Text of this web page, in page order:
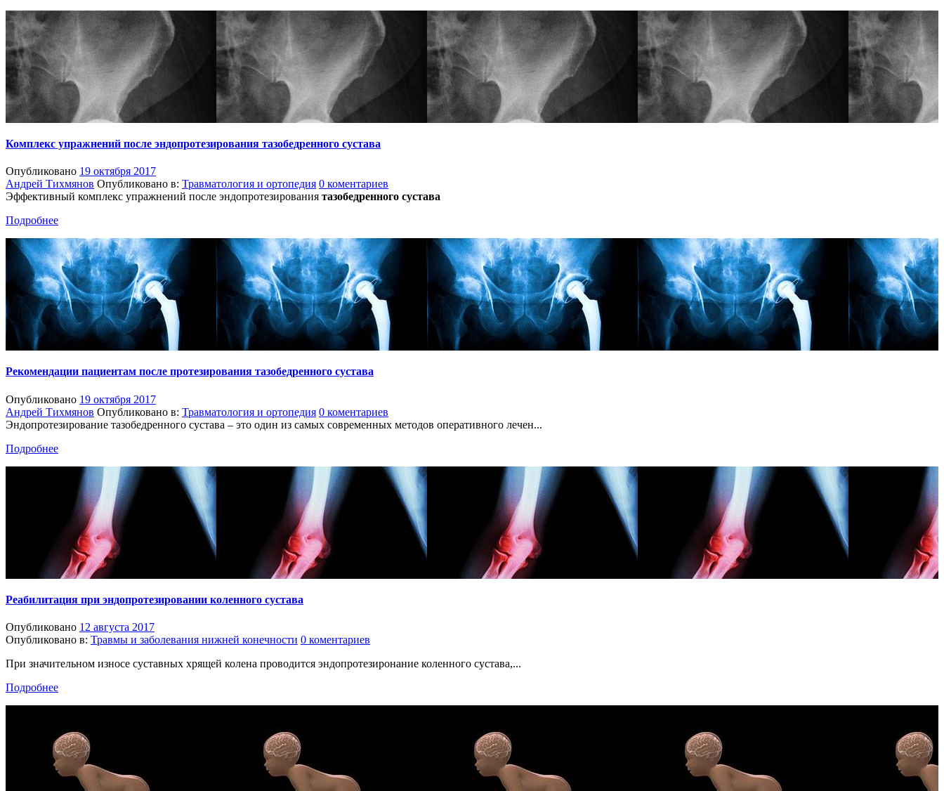
Комплекс упражнений после эндопротезирования тазобедренного сустава
Опубликовано 19 октября 2017
Андрей Тихмянов Опубликовано в: Травматология и ортопедия 0 коментариев
Эффективный комплекс упражнений после эндопротезирования тазобедренного сустава
Подробнее
Рекомендации пациентам после протезирования тазобедренного сустава
Опубликовано 19 октября 2017
Андрей Тихмянов Опубликовано в: Травматология и ортопедия 0 коментариев
Эндопротезирование тазобедренного сустава – это один из самых современных методов оперативного лечен...
Подробнее
Реабилитация при эндопротезировании коленного сустава
Опубликовано 12 августа 2017
Опубликовано в: Травмы и заболевания нижней конечности 0 коментариев
При значительном износе суставных хрящей колена проводится эндопротезиронание коленного сустава,...
Подробнее